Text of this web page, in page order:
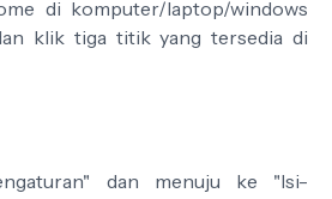
di komputer/laptop/windows
klik tiga titik yang tersedia di
dan menuju ke "Isi-